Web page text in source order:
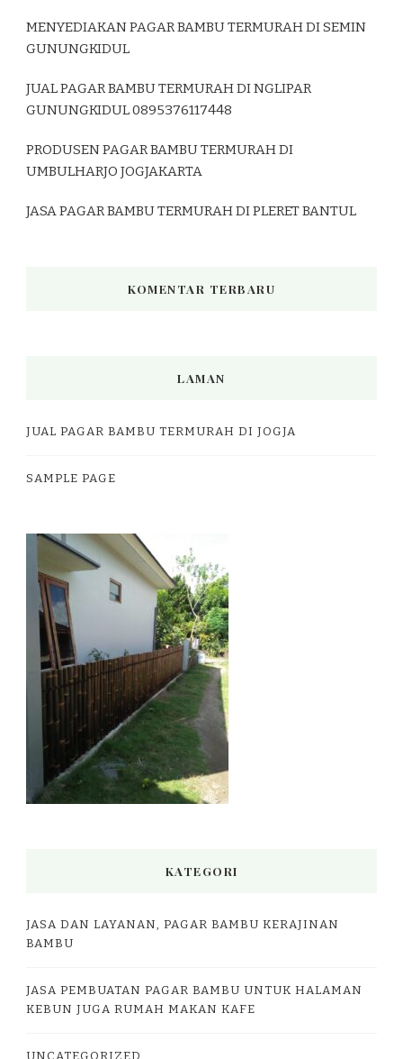
MENYEDIAKAN PAGAR BAMBU TERMURAH DI SEMIN
GUNUNGKIDUL
JUAL PAGAR BAMBU TERMURAH DI NGLIPAR
GUNUNGKIDUL 0895376117448
PRODUSEN PAGAR BAMBU TERMURAH DI
UMBULHARJO JOGJAKARTA
JASA PAGAR BAMBU TERMURAH DI PLERET BANTUL
KOMENTAR TERBARU
LAMAN
JUAL PAGAR BAMBU TERMURAH DI JOGJA
SAMPLE PAGE
KATEGORI
JASA DAN LAYANAN, PAGAR BAMBU KERAJINAN
BAMBU
JASA PEMBUATAN PAGAR BAMBU UNTUK HALAMAN
KEBUN JUGA RUMAH MAKAN KAFE
UNCATEGORIZED